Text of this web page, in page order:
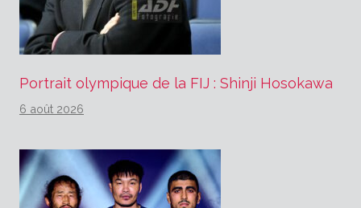
Portrait olympique de la FIJ : Shinji Hosokawa
6 août 2026